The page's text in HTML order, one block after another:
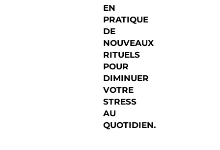
EN
PRATIQUE
DE
NOUVEAUX
RITUELS
POUR
DIMINUER
VOTRE
STRESS
AU
QUOTIDIEN.